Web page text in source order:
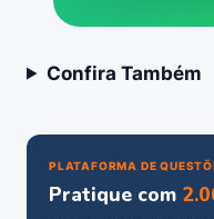
Confira Também
PLATAFORMA DE
Pratique com